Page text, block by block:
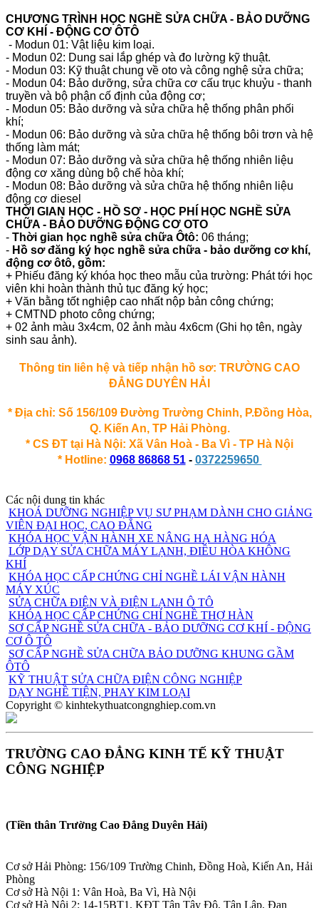
CHƯƠNG TRÌNH HỌC NGHỀ SỬA CHỮA - BẢO DƯỠNG
CƠ KHÍ - ĐỘNG CƠ ÔTÔ
- Modun 01: Vật liệu kim loại.
- Modun 02: Dung sai lắp ghép và đo lường kỹ thuật.
- Modun 03: Kỹ thuật chung về oto và công nghệ sửa chữa;
- Modun 04: Bảo dưỡng, sửa chữa cơ cấu trục khuỷu - thanh
truyền và bộ phận cố định của động cơ;
- Modun 05: Bảo dưỡng và sửa chữa hệ thống phân phối
khí;
- Modun 06: Bảo dưỡng và sửa chữa hệ thống bôi trơn và hệ
thống làm mát;
- Modun 07: Bảo dưỡng và sửa chữa hệ thống nhiên liệu
động cơ xăng dùng bộ chế hòa khí;
- Modun 08: Bảo dưỡng và sửa chữa hệ thống nhiên liệu
động cơ diesel
THỜI GIAN HỌC - HỒ SƠ - HỌC PHÍ HỌC NGHỀ SỬA
CHỮA - BẢO DƯỠNG ĐỘNG CƠ OTO
- Thời gian học nghề sửa chữa Ôtô: 06 tháng;
- Hồ sơ đăng ký học nghề sửa chữa - bảo dưỡng cơ khí,
động cơ ôtô, gồm:
+ Phiếu đăng ký khóa học theo mẫu của trường: Phát tới học
viên khi hoàn thành thủ tục đăng ký học;
+ Văn bằng tốt nghiệp cao nhất nộp bản công chứng;
+ CMTND photo công chứng;
+ 02 ảnh màu 3x4cm, 02 ảnh màu 4x6cm (Ghi họ tên, ngày
sinh sau ảnh).
Thông tin liên hệ và tiếp nhận hồ sơ: TRƯỜNG CAO
ĐẲNG DUYÊN HẢI
* Địa chỉ: Số 156/109 Đường Trường Chinh, P.Đồng Hòa,
Q. Kiến An, TP Hải Phòng.
* CS ĐT tại Hà Nội: Xã Vân Hoà - Ba Vì - TP Hà Nội
* Hotline: 0968 86868 51- 0372259650
Các nội dung tin khác
KHOÁ DƯỠNG NGHIỆP VỤ SƯ PHẠM DÀNH CHO GIẢNG
VIÊN ĐẠI HỌC, CAO ĐẲNG
KHÓA HỌC VẬN HÀNH XE NÂNG HẠ HÀNG HÓA
LỚP DẠY SỬA CHỮA MÁY LẠNH, ĐIỀU HÒA KHÔNG
KHÍ
KHÓA HỌC CẤP CHỨNG CHỈ NGHỀ LÁI VẬN HÀNH
MÁY XÚC
SỬA CHỮA ĐIỆN VÀ ĐIỆN LẠNH Ô TÔ
KHÓA HỌC CẤP CHỨNG CHỈ NGHỀ THỢ HÀN
SƠ CẤP NGHỀ SỬA CHỮA - BẢO DƯỠNG CƠ KHÍ - ĐỘNG
CƠ Ô TÔ
SƠ CẤP NGHỀ SỬA CHỮA BẢO DƯỠNG KHUNG GẦM
ÔTÔ
KỸ THUẬT SỬA CHỮA ĐIỆN CÔNG NGHIỆP
DẠY NGHỀ TIỆN, PHAY KIM LOẠI
Copyright © kinhtekythuatcongnghiep.com.vn
TRƯỜNG CAO ĐẲNG KINH TẾ KỸ THUẬT
CÔNG NGHIỆP
(Tiền thân Trường Cao Đẳng Duyên Hải)
Cơ sở Hải Phòng: 156/109 Trường Chinh, Đồng Hoà, Kiến An, Hải
Phòng
Cơ sở Hà Nội 1: Vân Hoà, Ba Vì, Hà Nội
Cơ sở Hà Nội 2: 14-15BT1, KĐT Tân Tây Đô, Tân Lập, Đan